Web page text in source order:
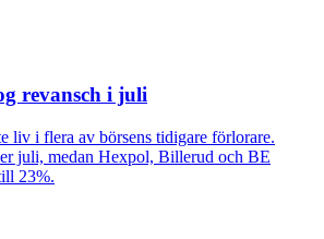
revansch i juli
liv i flera av börsens tidigare förlorare.
juli, medan Hexpol, Billerud och BE
23%.